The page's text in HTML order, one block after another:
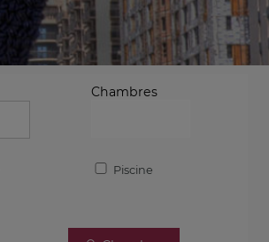
Chambres
Piscine